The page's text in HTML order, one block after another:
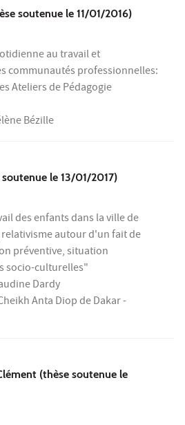
soutenue le 11/01/2016)
au travail et
communautés professionnelles:
Ateliers de Pédagogie
Bézille
soutenue le 13/01/2017)
des enfants dans la ville de
autour d'un fait de
préventive, situation
socio-culturelles"
Dardy
Anta Diop de Dakar -
(thèse soutenue le